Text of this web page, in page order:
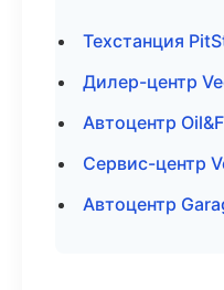
Техстанция
Дилер-центр
Автоцентр
Сервис-центр
Автоцентр